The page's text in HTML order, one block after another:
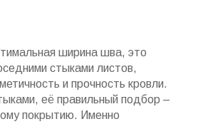
ширина шва, это
стыками листов,
и прочность кровли.
, её правильный подбор –
покрытию. Именно